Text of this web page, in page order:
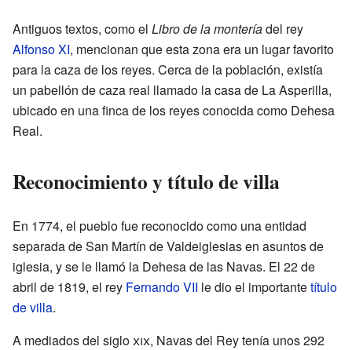
Antiguos textos, como el Libro de la monteríadel rey
Alfonso XI, mencionan que esta zona era un lugar favorito
para la caza de los reyes. Cerca de la población, existía
un pabellón de caza real llamado la casa de La Asperilla,
ubicado en una finca de los reyes conocida como Dehesa
Real.
Reconocimiento y título de villa
En 1774, el pueblo fue reconocido como una entidad
separada de San Martín de Valdeiglesias en asuntos de
iglesia, y se le llamó la Dehesa de las Navas. El 22 de
abril de 1819, el rey Fernando VII le dio el importantetítulo
de villa.
A mediados del sigloxix, Navas del Rey tenía unos 292